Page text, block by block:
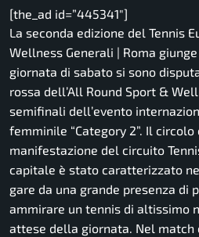
[the_ad id=”445341″]
La seconda edizione del Tennis
Wellness Generali | Roma
giornata di sabato si sono
rossa dell’All Round Sport &
semifinali dell’evento
femminile “Category 2”. Il circolo
manifestazione del circuito
capitale è stato caratterizzato
gare da una grande presenza di
ammirare un tennis di altissimo
attese della giornata. Nel match